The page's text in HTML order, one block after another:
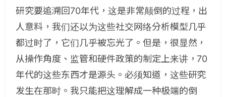
研究要追溯回70年代，这是非常颠倒的过程，出
人意料，我们还以为这些社交网络分析模型几乎
都过时了，它们几乎被忘光了。但是，很显然，
从操作角度、监管和硬件政策的制定上来讲，70
年代的这些东西才是源头。必须知道，这些研究
发生在那时。我只能把这理解成一种极端的倒